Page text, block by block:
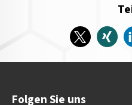
Folgen Sie uns